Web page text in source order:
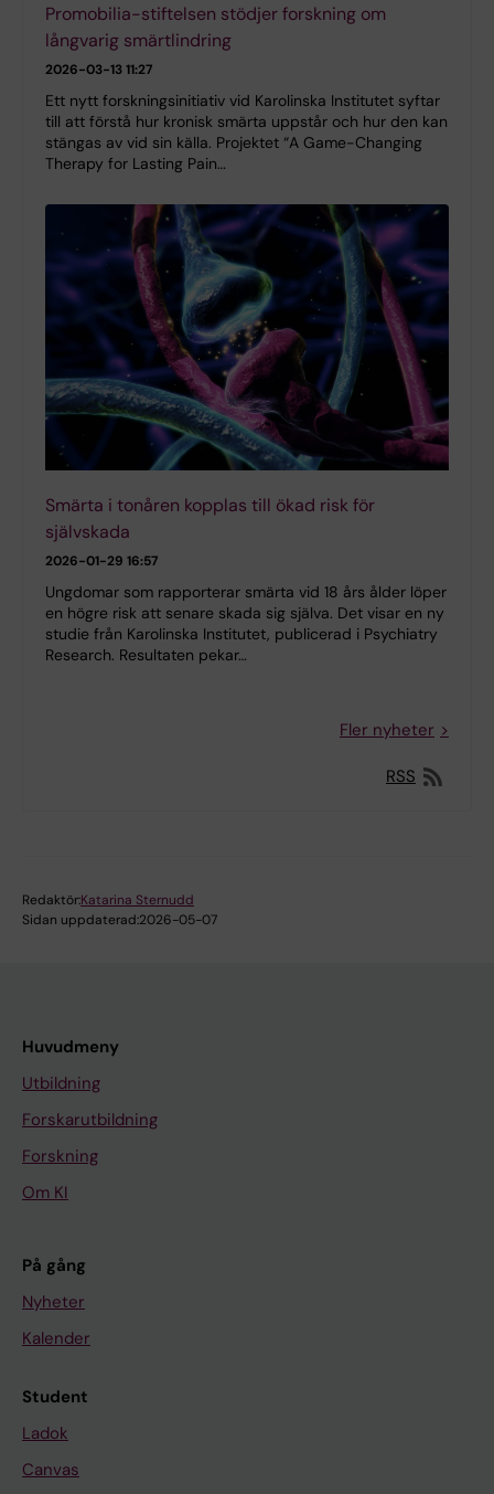
Promobilia-stiftelsen stödjer forskning om
långvarig smärtlindring
2026-03-13 11:27
Ett nytt forskningsinitiativ vid Karolinska Institutet syftar
till att förstå hur kronisk smärta uppstår och hur den kan
stängas av vid sin källa. Projektet “A Game-Changing
Therapy for Lasting Pain…
Smärta i tonåren kopplas till ökad risk för
självskada
2026-01-29 16:57
Ungdomar som rapporterar smärta vid 18 års ålder löper
en högre risk att senare skada sig själva. Det visar en ny
studie från Karolinska Institutet, publicerad i Psychiatry
Research. Resultaten pekar…
Fler nyheter
RSS
Redaktör:Katarina Sternudd
Sidan uppdaterad:2026-05-07
Huvudmeny
Utbildning
Forskarutbildning
Forskning
Om KI
På gång
Nyheter
Kalender
Student
Ladok
Canvas